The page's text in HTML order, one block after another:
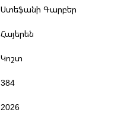
Ստեֆանի Գարբեր
Հայերեն
Կոշտ
384
2026